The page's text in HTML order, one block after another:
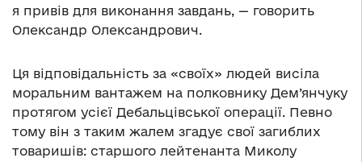
я привів для виконання завдань, — говорить
Олександр Олександрович.
Ця відповідальність за «своїх» людей висіла
моральним вантажем на полковнику Дем’янчуку
протягом усієї Дебальцівської операції. Певно
тому він з таким жалем згадує свої загиблих
товаришів: старшого лейтенанта Миколу